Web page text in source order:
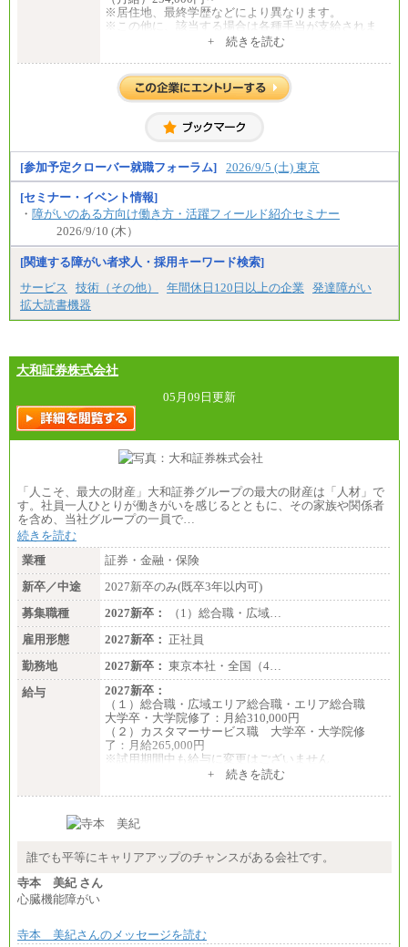
※居住地、最終学歴などにより異なります。
※この他に、該当する場合は各種手当が支給されま
中途：
全職種共通
※居住地、年齢により異なります。
※この他に、該当する場合は各種手当が支給されま
す。
※試用期間中も給与に変更はございません
+ 続きを読む
[参加予定クローバー就職フォーラム] 2026/9/5 (土) 東京
[セミナー・イベント情報]
・ 障がいのある方向け働き方・活躍フィールド紹介セミナー
2026/9/10 (木）
[関連する障がい者求人・採用キーワード検索]
サービス
技術（その他） 年間休日120日以上の企業
発達障がい
拡大読書機器
大和証券株式会社
05月09日更新
「人こそ、最大の財産」大和証券グループの最大の財産は「人材」で
す。社員一人ひとりが働きがいを感じるとともに、その家族や関係者
を含め、当社グループの一員で…
続きを読む
業種
証券・金融・保険
新卒／中途
2027新卒のみ(既卒3年以内可)
募集職種
2027新卒：
（1）総合職・広域…
雇用形態
2027新卒： 正社員
勤務地
2027新卒： 東京本社・全国（4…
給与
2027新卒：
（１）総合職・広域エリア総合職・エリア総合職
大学卒・大学院修了：月給310,000円
（２）カスタマーサービス職 大学卒・大学院修
了：月給265,000円
※試用期間中も給与に変更はございません
+ 続きを読む
誰でも平等にキャリアアップのチャンスがある会社です。
寺本 美紀 さん
心臓機能障がい
寺本 美紀さんのメッセージを読む